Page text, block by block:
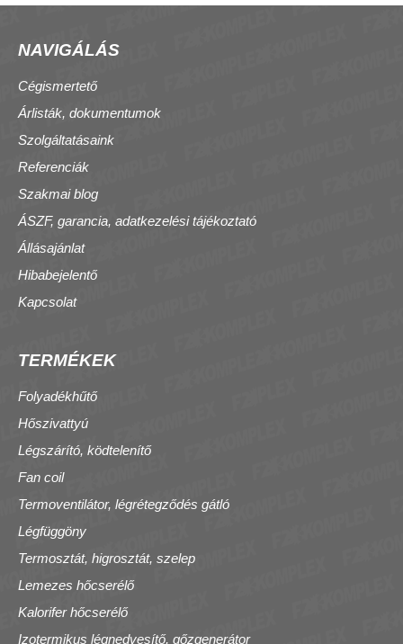
NAVIGÁLÁS
Cégismertető
Árlisták, dokumentumok
Szolgáltatásaink
Referenciák
Szakmai blog
ÁSZF, garancia, adatkezelési tájékoztató
Állásajánlat
Hibabejelentő
Kapcsolat
TERMÉKEK
Folyadékhűtő
Hőszivattyú
Légszárító, ködtelenítő
Fan coil
Termoventilátor, légrétegződés gátló
Légfüggöny
Termosztát, higrosztát, szelep
Lemezes hőcserélő
Kalorifer hőcserélő
Izotermikus légnedvesítő, gőzgenerátor